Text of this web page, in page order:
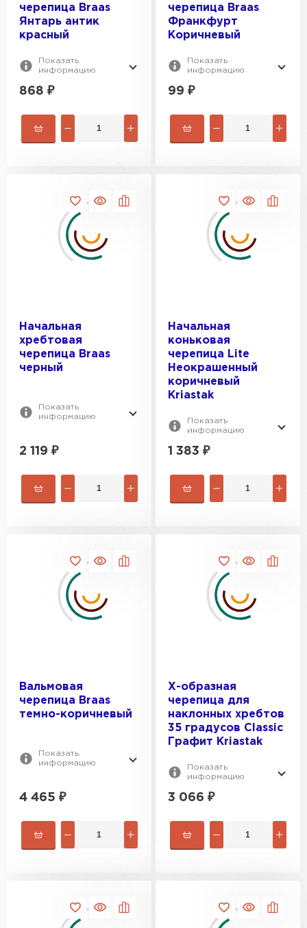
черепица Braas
Янтарь антик
красный
Показать
информацию
868 ₽
черепица Braas
Франкфурт
Коричневый
Показать
информацию
99 ₽
Начальная
хребтовая
черепица Braas
черный
Показать
информацию
2 119 ₽
Начальная
коньковая
черепица Lite
Неокрашенный
коричневый
Kriastak
Показать
информацию
1 383 ₽
Вальмовая
черепица Braas
темно-коричневый
Показать
информацию
4 465 ₽
Х-образная
черепица для
наклонных хребтов
35 градусов Classic
Графит Kriastak
Показать
информацию
3 066 ₽